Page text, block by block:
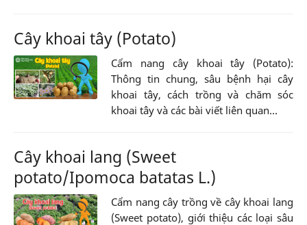
Cây khoai tây (Potato)
Cẩm nang cây khoai tây (Potato):
Thông tin chung, sâu bệnh hại cây
khoai tây, cách trồng và chăm sóc
khoai tây và các bài viết liên quan...
Cây khoai lang (Sweet
potato/Ipomoca batatas L.)
Cẩm nang cây trồng về cây khoai lang
(Sweet potato), giới thiệu các loại sâu